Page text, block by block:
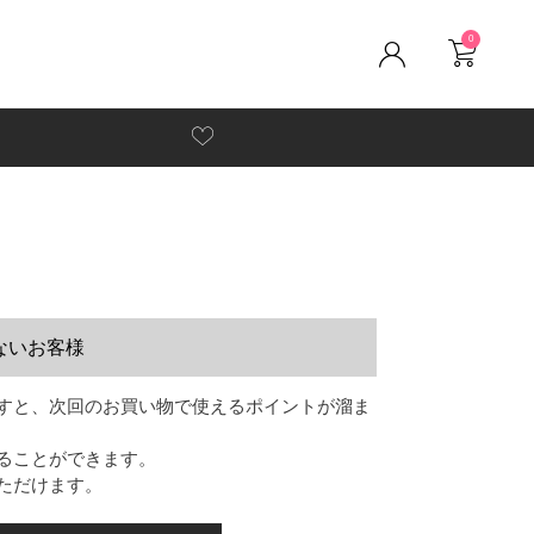
0
いお客様
と、次回のお買い物で使えるポイントが溜ま
ことができます。
だけます。